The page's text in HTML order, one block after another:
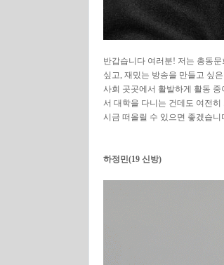
반갑습니다 여러분! 저는 총동
싶고, 재밌는 방송을 만들고 싶
사회 곳곳에서 활발하게 활동
서 대학을 다니는 건데도 여전
시금 떠올릴 수 있으면 좋겠습
하정민(19 신방)